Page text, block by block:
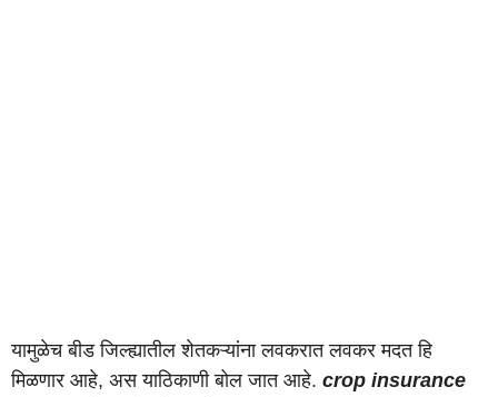
यामुळेच बीड जिल्ह्यातील शेतकऱ्यांना लवकरात लवकर मदत हि
मिळणार आहे, अस याठिकाणी बोल जात आहे. crop insurance